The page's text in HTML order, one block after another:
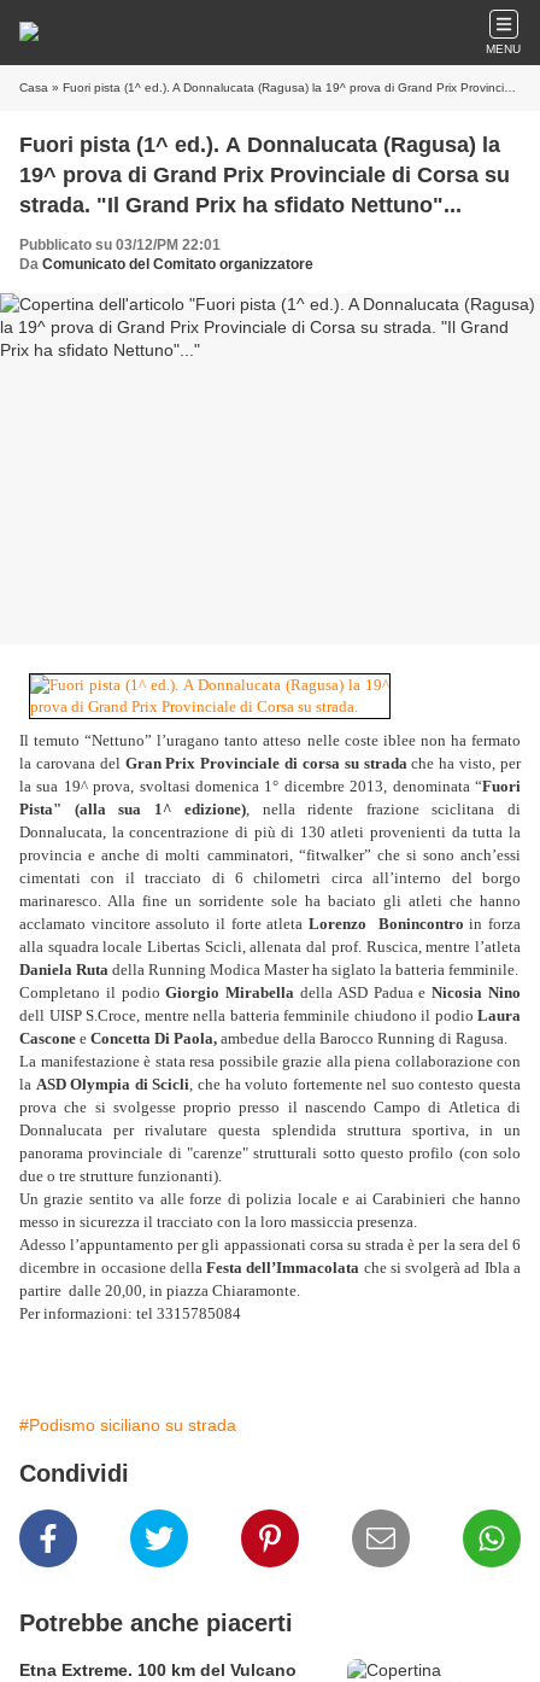
MENU
Casa » Fuori pista (1^ ed.). A Donnalucata (Ragusa) la 19^ prova di Grand Prix Provinciale di Corsa su strada. "Il Grand Prix ha sfidato Nettuno"...
Fuori pista (1^ ed.). A Donnalucata (Ragusa) la
19^ prova di Grand Prix Provinciale di Corsa su
strada. "Il Grand Prix ha sfidato Nettuno"...
Pubblicato su 03/12/PM 22:01
Da Comunicato del Comitato organizzatore
Il temuto “Nettuno” l’uragano tanto atteso nelle coste iblee non ha fermato
la carovana del Gran Prix Provinciale di corsa su stradache ha visto, per
la sua 19^ prova, svoltasi domenica 1° dicembre 2013, denominata “Fuori
Pista" (alla sua 1^ edizione), nella ridente frazione sciclitana di
Donnalucata, la concentrazione di più di 130 atleti provenienti da tutta la
provincia e anche di molti camminatori, “fitwalker” che si sono anch’essi
cimentati con il tracciato di 6 chilometri circa all’interno del borgo
marinaresco. Alla fine un sorridente sole ha baciato gli atleti che hanno
acclamato vincitore assoluto il forte atletaLorenzo Bonincontro in forza
alla squadra locale Libertas Scicli, allenata dal prof. Ruscica, mentre l’atleta
Daniela Ruta della Running Modica Master ha siglato la batteria femminile.
Completano il podioGiorgio Mirabella della ASD Padua eNicosia Nino
dell UISP S.Croce, mentre nella batteria femminile chiudono il podio Laura
Cascone e Concetta Di Paola, ambedue della Barocco Running di Ragusa.
La manifestazione è stata resa possibile grazie alla piena collaborazione con
la ASD Olympia di Scicli, che ha voluto fortemente nel suo contesto questa
prova che si svolgesse proprio presso il nascendo Campo di Atletica di
Donnalucata per rivalutare questa splendida struttura sportiva, in un
panorama provinciale di "carenze" strutturali sotto questo profilo (con solo
due o tre strutture funzionanti).
Un grazie sentito va alle forze di polizia locale e ai Carabinieri che hanno
messo in sicurezza il tracciato con la loro massiccia presenza.
Adesso l’appuntamento per gli appassionati corsa su strada è per la sera del 6
dicembre in occasione dellaFesta dell’Immacolata che si svolgerà ad Ibla a
partire dalle 20,00, in piazza Chiaramonte.
Per informazioni: tel 3315785084
#Podismo siciliano su strada
Condividi
Potrebbe anche piacerti
Etna Extreme. 100 km del Vulcano